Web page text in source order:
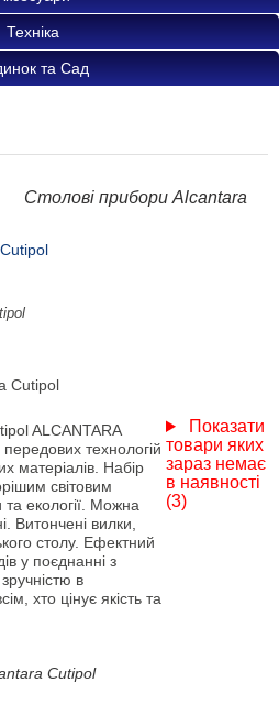
Техніка
та Сад
Столові прибори Alcantara
ALCANTARA
технологій
матеріалів. Набір
світовим
екології. Можна
Витончені вилки,
столу. Ефектний
у поєднанні з
в
хто цінує якість та
Показати
товари яких
зараз немає
в наявності
(3)
Cutipol